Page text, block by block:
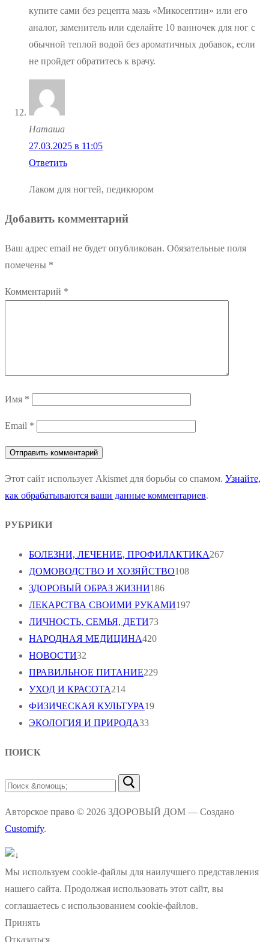
купите сами без рецепта мазь «Микосептин» или его
аналог, заменитель или сделайте 10 ванночек для ног с
обычной теплой водой без ароматичных добавок, если
не пройдет обратитесь к врачу.
Наташа
27.03.2025 в 11:05
Ответить
Лаком для ногтей, педикюром
Добавить комментарий
Ваш адрес email не будет опубликован. Обязательные поля
помечены *
Комментарий *
Имя *
Email *
Этот сайт использует Akismet для борьбы со спамом. Узнайте,
как обрабатываются ваши данные комментариев.
РУБРИКИ
БОЛЕЗНИ, ЛЕЧЕНИЕ, ПРОФИЛАКТИКА267
ДОМОВОДСТВО И ХОЗЯЙСТВО108
ЗДОРОВЫЙ ОБРАЗ ЖИЗНИ186
ЛЕКАРСТВА СВОИМИ РУКАМИ197
ЛИЧНОСТЬ, СЕМЬЯ, ДЕТИ73
НАРОДНАЯ МЕДИЦИНА420
НОВОСТИ32
ПРАВИЛЬНОЕ ПИТАНИЕ229
УХОД И КРАСОТА214
ФИЗИЧЕСКАЯ КУЛЬТУРА19
ЭКОЛОГИЯ И ПРИРОДА33
ПОИСК
Найти:
Авторское право © 2026 ЗДОРОВЫЙ ДОМ — Создано
Customify.
Мы используем cookie-файлы для наилучшего представления
нашего сайта. Продолжая использовать этот сайт, вы
соглашаетесь с использованием cookie-файлов.
Принять
Отказаться